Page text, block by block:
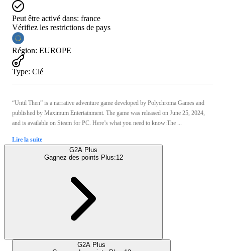
Peut être activé dans: france
Vérifiez les restrictions de pays
Région: EUROPE
Type: Clé
“Until Then” is a narrative adventure game developed by Polychroma Games and
published by Maximum Entertainment. The game was released on June 25, 2024,
and is available on Steam for PC. Here’s what you need to know:The ...
Lire la suite
G2A Plus
Gagnez des points Plus:12
G2A Plus